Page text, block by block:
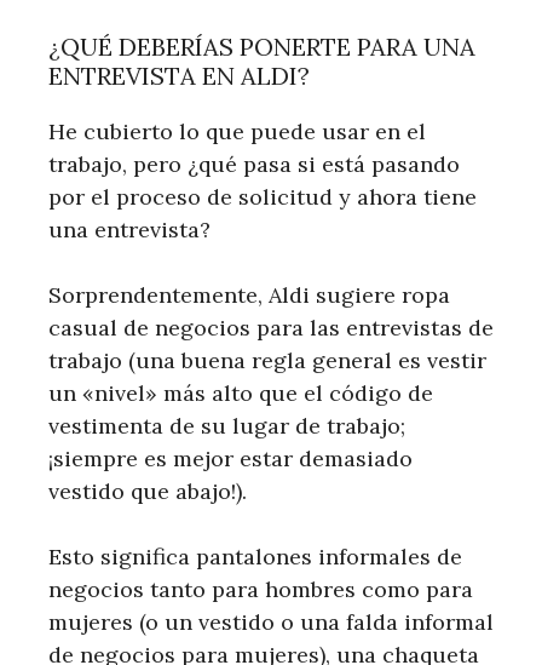
¿QUÉ DEBERÍAS PONERTE PARA UNA
ENTREVISTA EN ALDI?
He cubierto lo que puede usar en el
trabajo, pero ¿qué pasa si está pasando
por el proceso de solicitud y ahora tiene
una entrevista?
Sorprendentemente, Aldi sugiere ropa
casual de negocios para las entrevistas de
trabajo (una buena regla general es vestir
un «nivel» más alto que el código de
vestimenta de su lugar de trabajo;
¡siempre es mejor estar demasiado
vestido que abajo!).
Esto significa pantalones informales de
negocios tanto para hombres como para
mujeres (o un vestido o una falda informal
de negocios para mujeres), una chaqueta